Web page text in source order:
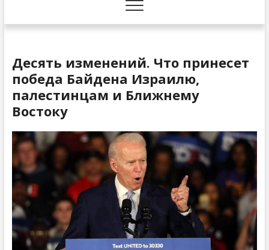
Десять изменений. Что принесет
победа Байдена Израилю,
палестинцам и Ближнему
Востоку